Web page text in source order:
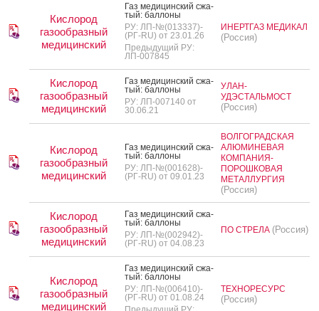
Кислород
газообразный
медицинский
Газ ме­дицин­ский сжа­
тый: бал­ло­ны
РУ: ЛП-№(013337)-
(РГ-RU) от 23.01.26
Предыдущий РУ:
ЛП-007845
ИНЕРТГАЗ МЕДИКАЛ
(Россия)
Кислород
газообразный
медицинский
Газ ме­дицин­ский сжа­
тый: бал­ло­ны
РУ: ЛП-007140 от
30.06.21
УЛАН-
УДЭСТАЛЬМОСТ
(Россия)
Кислород
газообразный
медицинский
Газ ме­дицин­ский сжа­
тый: бал­ло­ны
РУ: ЛП-№(001628)-
(РГ-RU) от 09.01.23
ВОЛГОГРАДСКАЯ
АЛЮМИНЕВАЯ
КОМПАНИЯ-
ПОРОШКОВАЯ
МЕТАЛЛУРГИЯ
(Россия)
Кислород
газообразный
медицинский
Газ ме­дицин­ский сжа­
тый: бал­ло­ны
РУ: ЛП-№(002942)-
(РГ-RU) от 04.08.23
ПО СТРЕЛА (Россия)
Кислород
газообразный
медицинский
Газ ме­дицин­ский сжа­
тый: бал­ло­ны
РУ: ЛП-№(006410)-
(РГ-RU) от 01.08.24
ТЕХНОРЕСУРС
(Россия)